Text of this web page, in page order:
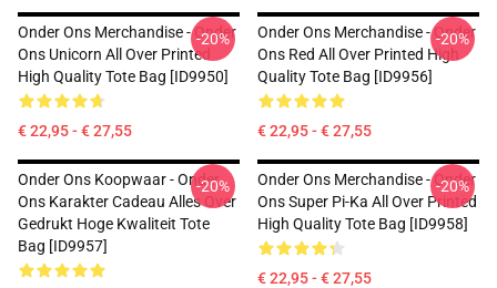
Onder Ons Merchandise - Onder
Ons Unicorn All Over Printed
High Quality Tote Bag [ID9950]
€ 22,95 - € 27,55
-20%
Onder Ons Merchandise - Onder
Ons Red All Over Printed High
Quality Tote Bag [ID9956]
€ 22,95 - € 27,55
-20%
Onder Ons Koopwaar - Onder
Ons Karakter Cadeau Alles Over
Gedrukt Hoge Kwaliteit Tote
Bag [ID9957]
-20%
Onder Ons Merchandise - Onder
Ons Super Pi-Ka All Over Printed
High Quality Tote Bag [ID9958]
€ 22,95 - € 27,55
-20%